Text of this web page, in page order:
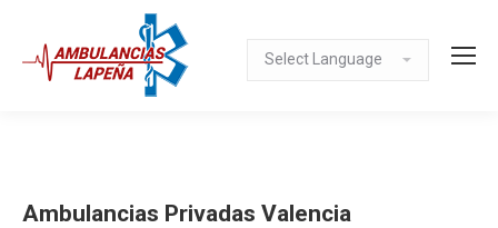
Ambulancias Privadas Valencia